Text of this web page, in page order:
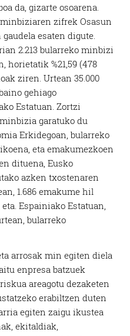
da, gizarte osoarena.
zifrek Osasun
esaten digute.
2.213 bularreko minbizi
horietatik %21,59 (478
ziren. Urtean 35.000
gehiago
Estatuan. Zortzi
garatuko du
Erkidegoan, bularreko
eta emakumezkoen
dituena, Eusko
azken txostenaren
1.686 emakume hil
Espainiako Estatuan,
bularreko
arrosak min egiten diela
enpresa batzuek
areagotu dezaketen
erabiltzen duten
egiten zaigu ikustea
ekitaldiak,